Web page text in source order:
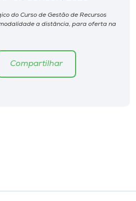
do Curso de Gestão de Recursos
a distância, para oferta na
Compartilhar